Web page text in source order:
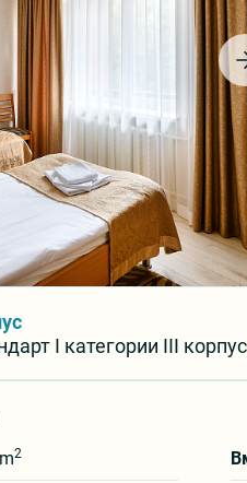
I категории III корпус
2